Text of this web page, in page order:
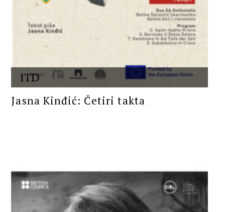
ITD
Jasna Kinđić: Četiri takta